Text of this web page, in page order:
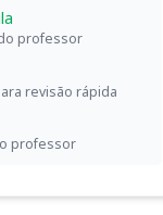
professor
revisão rápida
professor